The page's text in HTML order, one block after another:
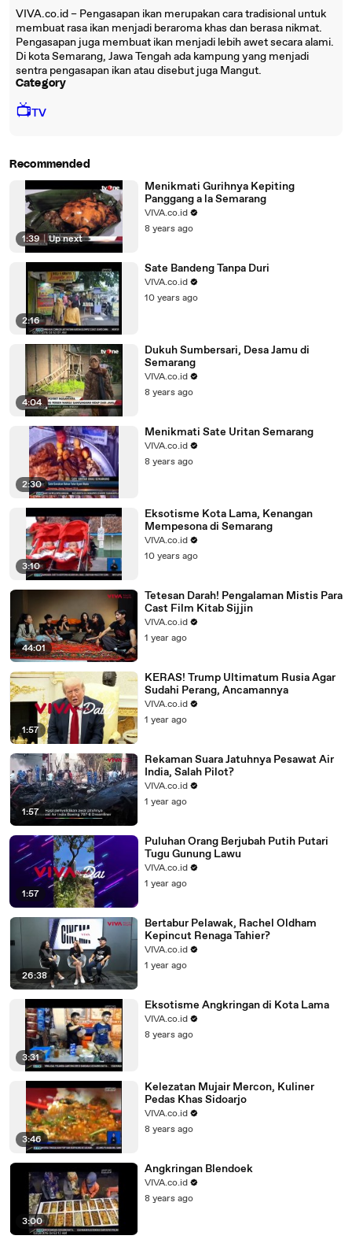
VIVA.co.id – Pengasapan ikan merupakan cara tradisional untuk
membuat rasa ikan menjadi beraroma khas dan berasa nikmat.
Pengasapan juga membuat ikan menjadi lebih awet secara alami.
Di kota Semarang, Jawa Tengah ada kampung yang menjadi
sentra pengasapan ikan atau disebut juga Mangut.
Category
📺TV
Recommended
1:39 | Up next
Menikmati Gurihnya Kepiting
Panggang a la Semarang
VIVA.co.id
8 years ago
2:16
Sate Bandeng Tanpa Duri
VIVA.co.id
10 years ago
4:04
Dukuh Sumbersari, Desa Jamu di
Semarang
VIVA.co.id
8 years ago
2:30
Menikmati Sate Uritan Semarang
VIVA.co.id
8 years ago
3:10
Eksotisme Kota Lama, Kenangan
Mempesona di Semarang
VIVA.co.id
10 years ago
44:01
Tetesan Darah! Pengalaman Mistis Para
Cast Film Kitab Sijjin
VIVA.co.id
1 year ago
1:57
KERAS! Trump Ultimatum Rusia Agar
Sudahi Perang, Ancamannya
VIVA.co.id
1 year ago
1:57
Rekaman Suara Jatuhnya Pesawat Air
India, Salah Pilot?
VIVA.co.id
1 year ago
1:57
Puluhan Orang Berjubah Putih Putari
Tugu Gunung Lawu
VIVA.co.id
1 year ago
26:38
Bertabur Pelawak, Rachel Oldham
Kepincut Renaga Tahier?
VIVA.co.id
1 year ago
3:31
Eksotisme Angkringan di Kota Lama
VIVA.co.id
8 years ago
3:46
Kelezatan Mujair Mercon, Kuliner
Pedas Khas Sidoarjo
VIVA.co.id
8 years ago
3:00
Angkringan Blendoek
VIVA.co.id
8 years ago